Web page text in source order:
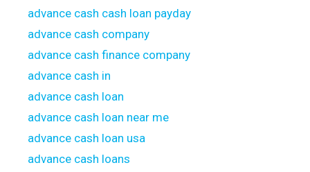
advance cash cash loan payday
advance cash company
advance cash finance company
advance cash in
advance cash loan
advance cash loan near me
advance cash loan usa
advance cash loans